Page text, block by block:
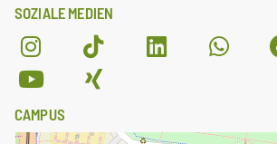
SOZIALE MEDIEN
CAMPUS